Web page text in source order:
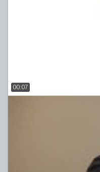
00:07